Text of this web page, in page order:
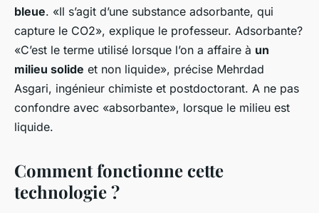
bleue. «Il s’agit d’une substance adsorbante, qui
capture le CO2», explique le professeur. Adsorbante?
«C’est le terme utilisé lorsque l’on a affaire à un
milieu solide et non liquide», précise Mehrdad
Asgari, ingénieur chimiste et postdoctorant. A ne pas
confondre avec «absorbante», lorsque le milieu est
liquide.
Comment fonctionne cette
technologie ?